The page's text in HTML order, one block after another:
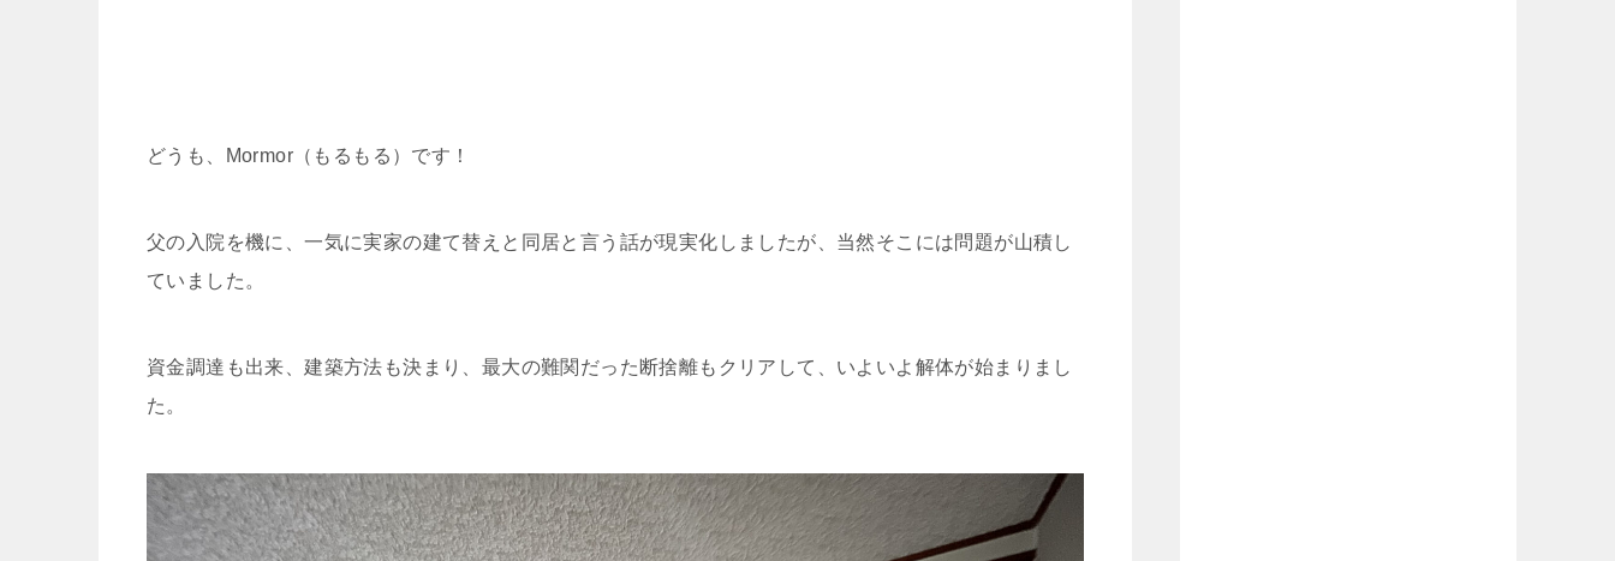
どうも、Mormor（もるもる）です！
父の入院を機に、一気に実家の建て替えと同居と言う話が現実化しましたが、当然そこには問題が山積し
ていました。
資金調達も出来、建築方法も決まり、最大の難関だった断捨離もクリアして、いよいよ解体が始まりまし
た。